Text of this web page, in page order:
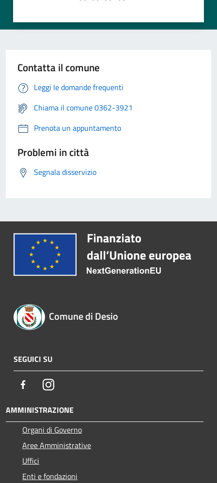
Contatta il comune
Leggi le domande frequenti
Chiama il comune 0362-3921
Prenota un appuntamento
Problemi in città
Segnala disservizio
Comune di Desio
SEGUICI SU
FacebookInstagram
AMMINISTRAZIONE
Organi di Governo
Aree Amministrative
Uffici
Enti e fondazioni